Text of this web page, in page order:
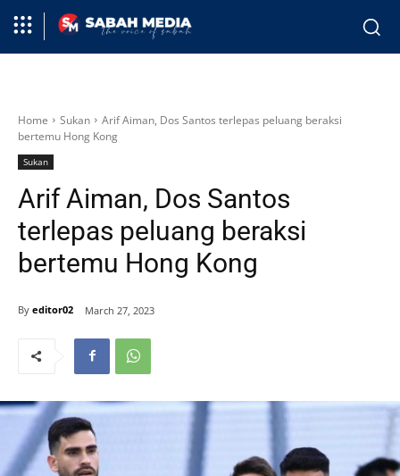
Home Sukan
Arif Aiman, Dos Santos terlepas peluang beraksi
bertemu Hong Kong
Sukan
Arif Aiman, Dos Santos
terlepas peluang beraksi
bertemu Hong Kong
By editor02 March 27, 2023